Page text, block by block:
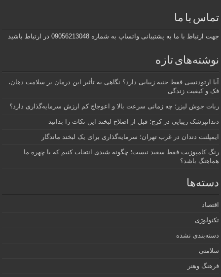
تماس با ما
جهت ارتباط با ما به پشتیبانی واتساپ به شماره 09056213048 در ارتباط باشید
نوشته‌های تازه
آیا ارتودنسی فقط جنبه زیبایی دارد؟ نگاهی به تأثیر این درمان بر سلامت دهان،
فک و کیفیت زندگی
ربات جوش لیزر؛ چه زمانی سرعت بالا و اعوجاج کم ارزش سرمایه‌گذاری دارد؟
دندانپزشک زیبایی در کرج؛ قبل از اصلاح لبخند این نکات را بدانید
ایمپلنت دندان در غرب تهران؛ سرمایه‌گذاری برای یک لبخند ماندگار
رنگ کامپوزیت فقط سفید نیست؛ چگونه شیدی انتخاب کنیم که با چهره ما
هماهنگ باشد؟
دسته‌ها
اقتصاد
تکنولوژی
دسته‌بندی نشده
سلامتی
فرهنگ وهنر